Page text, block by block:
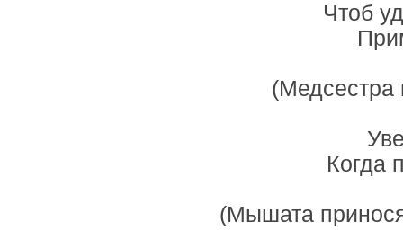
Чтоб
(Медсестра
Когда
(Мышата